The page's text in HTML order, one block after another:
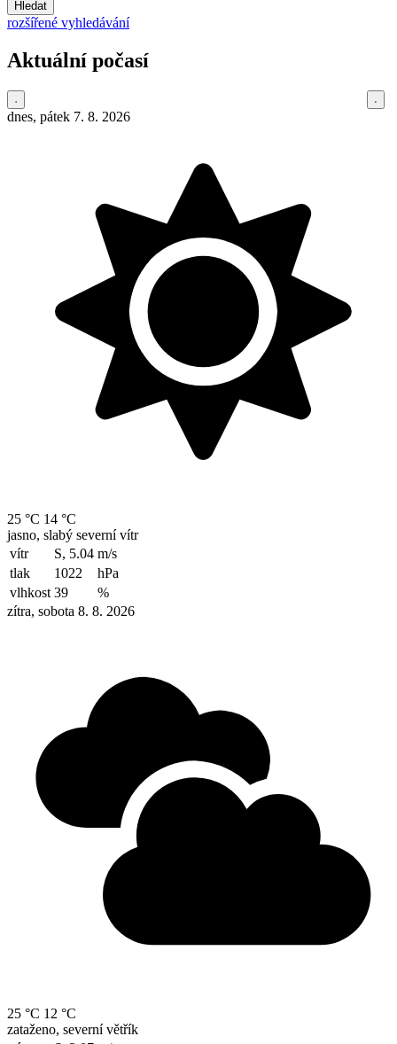
Hledat
rozšířené vyhledávání
Aktuální počasí
dnes, pátek 7. 8. 2026
25 °C 14 °C
jasno, slabý severní vítr
vítr
S, 5.04 m/s
tlak
1022
hPa
vlhkost 39
%
zítra, sobota 8. 8. 2026
25 °C 12 °C
zataženo, severní větřík